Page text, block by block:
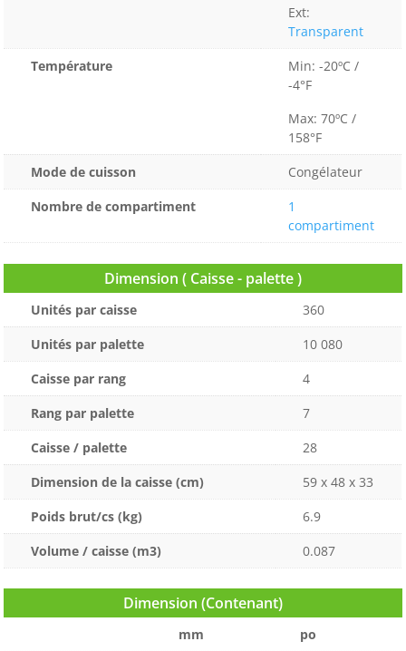
Ext:
Transparent
Température
Min: -20ºC /
-4°F
Max: 70ºC /
158°F
Mode de cuisson
Congélateur
Nombre de compartiment
1
compartiment
Dimension ( Caisse - palette )
Unités par caisse
360
Unités par palette
10 080
Caisse par rang
4
Rang par palette
7
Caisse / palette
28
Dimension de la caisse (cm)
59 x 48 x 33
Poids brut/cs (kg)
6.9
Volume / caisse (m3)
0.087
Dimension (Contenant)
mm
po